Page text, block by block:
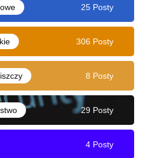
25 Posty
306 Posty
8 Posty
29 Posty
4 Posty